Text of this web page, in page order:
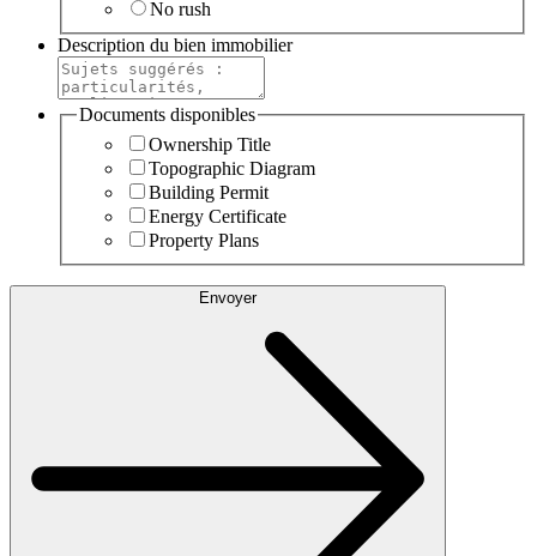
No rush
Description du bien immobilier
Documents disponibles
Ownership Title
Topographic Diagram
Building Permit
Energy Certificate
Property Plans
Envoyer